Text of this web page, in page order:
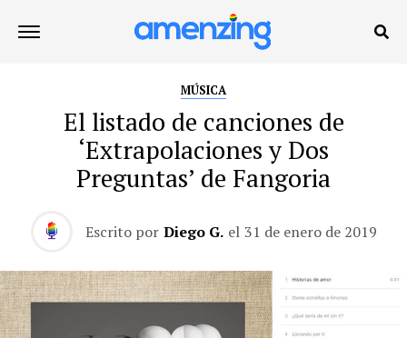
MÚSICA
El listado de canciones de
‘Extrapolaciones y Dos
Preguntas’ de Fangoria
Escrito por Diego G. el 31 de enero de 2019